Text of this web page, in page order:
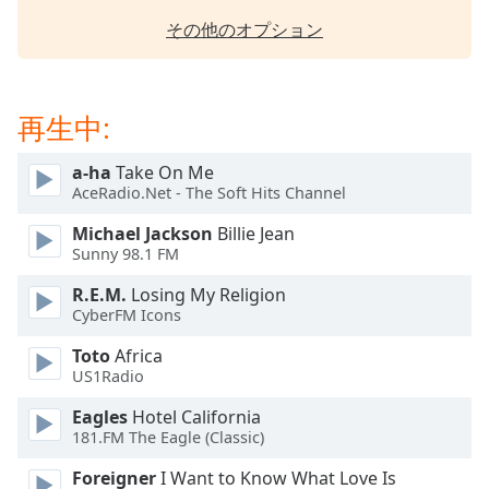
settings
subtitles
off,
selected
Track
Picture
Fullscreen
This
modal
window.
その他のオプション
再生中:
a-ha Take On Me
AceRadio.Net - The Soft Hits Channel
Michael Jackson Billie Jean
Sunny 98.1 FM
R.E.M. Losing My Religion
CyberFM Icons
TotoAfrica
US1Radio
Eagles Hotel California
181.FM The Eagle (Classic)
ForeignerI Want to Know What Love Is